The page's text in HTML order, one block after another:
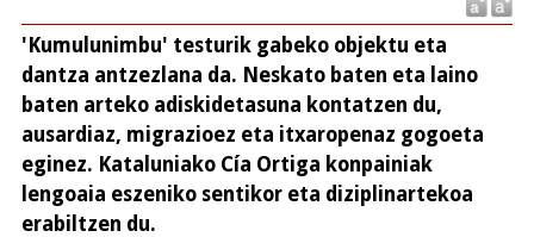
'Kumulunimbu' testurik gabeko objektu eta
dantza antzezlana da. Neskato baten eta laino
baten arteko adiskidetasuna kontatzen du,
ausardiaz, migrazioez eta itxaropenaz gogoeta
eginez. Kataluniako Cía Ortiga konpainiak
lengoaia eszeniko sentikor eta diziplinartekoa
erabiltzen du.